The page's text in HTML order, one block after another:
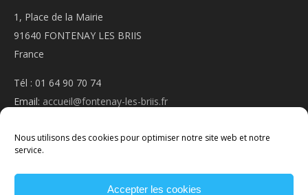
Nous utilisons des cookies pour optimiser notre site web et notre
service.
Accepter les cookies
1, Place de la Mairie
91640 FONTENAY LES BRIIS
France
Tél : 01 64 90 70 74
Email: accueil@fontenay-les-briis.fr
NOUS CONTACTER